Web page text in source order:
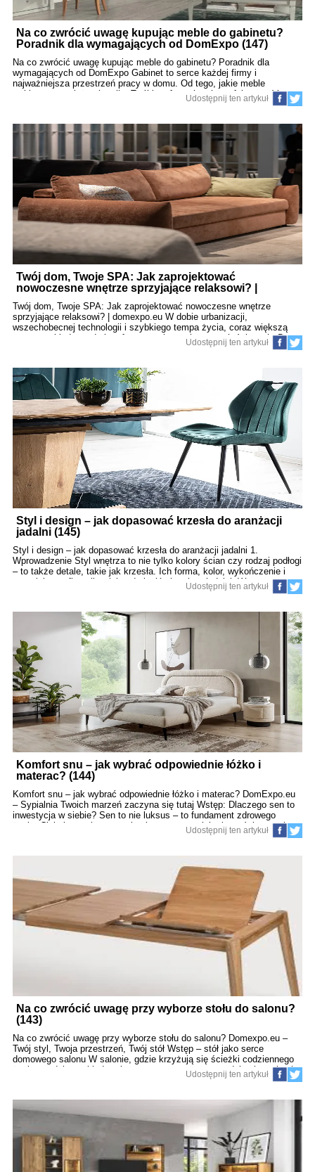
Na co zwrócić uwagę kupując meble do gabinetu?
Poradnik dla wymagających od DomExpo (147)
Na co zwrócić uwagę kupując meble do gabinetu? Poradnik dla
wymagających od DomExpo Gabinet to serce każdej firmy i
najważniejsza przestrzeń pracy w domu. Od tego, jakie meble
wybierzesz, zależy nie tylko Twój komfort, ale także efektywność,
zdrowie oraz prestiż w oczach kontrahentów i współpracowników. W
przygotowaliśmy dla Ciebie przewodnik, który pomoże Ci dokonać
świadomego wyboru i stworzyć przestrzeń na miarę Twoich oczekiwań.
1. Charakter gabinetu – prywatny czy reprezentacyjny? Pierwszym
krokiem jest ustalenie, czy gabinet ma służyć wyłącznie Tobie, czy
będzie miejscem spotkań z klientami, partnerami biznesowymi lub
zespołem. Jeśli pełni funkcję reprezentacyjną, wybór mebli musi
odzwierciedlać charakter działalności i wzbudzać zaufanie. Meble
powinny być elegancki
Udostępnij ten artykuł
Twój dom, Twoje SPA: Jak zaprojektować
nowoczesne wnętrze sprzyjające relaksowi? |
Twój dom, Twoje SPA: Jak zaprojektować nowoczesne wnętrze
sprzyjające relaksowi? | domexpo.eu W dobie urbanizacji,
wszechobecnej technologii i szybkiego tempa życia, coraz większą
wagę przykładamy do komfortu we własnych czterech ścianach. Dom
przestaje być jedynie miejscem funkcjonalnym – staje się
i odzyskujemy wewnętrzną równowagę. Jak zaprojektować wnętrze,
które nie tylko spełnia swoje zadania użytkowe, ale staje się oazą
spokoju, inspiracji i nowoczesnego luksusu? W tym artykule
odpowiadamy na to pytanie krok po kroku. Spis treści Wnętrze jako
przestrzeń wellbeing – filozofia nowoczesnego relaksu Projektowanie
od emocji – jak chcesz się czuć? Kolor jako narzędzie psychologiczne
Światło – architektura nastroju Technologia w służbie od
Udostępnij ten artykuł
Styl i design – jak dopasować krzesła do aranżacji
jadalni (145)
Styl i design – jak dopasować krzesła do aranżacji jadalni 1.
Wprowadzenie Styl wnętrza to nie tylko kolory ścian czy rodzaj podłogi
– to także detale, takie jak krzesła. Ich forma, kolor, wykończenie i
materiał potrafią całkowicie odmienić charakter jadalni. W tym
poradniku pokażemy, jak dobrać krzesła, które będą spójnym i
Aby dopasować krzesła do jadalni, najpierw musisz określić styl
dominujący w przestrzeni. Oto najpopularniejsze z nich: Styl
skandynawski – jasne kolory, drewno, prostota. Krzesła najczęściej z
naturalnych materiałów. Styl loftowy – metal, surowe drewno, ciemna
kolorystyka. Idealne będą krzesła z metalowymi nogami. Styl glamour
– welur, złote elementy, elegancja. Krzesła tapicerowane z ozdobnymi
detalami. Styl klasyczny &
Udostępnij ten artykuł
Komfort snu – jak wybrać odpowiednie łóżko i
materac? (144)
Komfort snu – jak wybrać odpowiednie łóżko i materac? DomExpo.eu
– Sypialnia Twoich marzeń zaczyna się tutaj Wstęp: Dlaczego sen to
inwestycja w siebie? Sen to nie luksus – to fundament zdrowego
życia. Ciało i umysł regenerują się nocą, a to, jak się wyśpimy, wpływa
na nasze samopoczucie, koncentrację, nastrój i nawet odporność. W
materac, które zapewnią maksymalny komfort snu, styl i
funkcjonalność, jakiej potrzebujesz w nowoczesnym domu. 1. Jak
łóżko wpływa na jakość snu? Więcej niż mebel Łóżko to nie tylko rama
i materac – to centrum wypoczynku, miejsce relaksu, przestrzeń, w
której zaczynasz i kończysz każdy dzień. Wybierz świadomie:
Odpowiednia wielkość, Stabilna konstrukcja, Styl dopasowany do
wnętrza, Możliwość personalizacji – kolor, zagłówek, tapicerka. 2.
Wymiary łóżka – komfort bez kom
Udostępnij ten artykuł
Na co zwrócić uwagę przy wyborze stołu do salonu?
(143)
Na co zwrócić uwagę przy wyborze stołu do salonu? Domexpo.eu –
Twój styl, Twoja przestrzeń, Twój stół Wstęp – stół jako serce
domowego salonu W salonie, gdzie krzyżują się ścieżki codziennego
życia – rodzinne obiady, wieczorne rozmowy, praca zdalna i spotkania
z przyjaciółmi – stół staje się czymś więcej niż tylko meblem. To
uwzględnienia funkcji, estetyki, ergonomii oraz charakteru
domowników. Domexpo.eu przedstawia kompletny poradnik zakupowy,
który pomoże Ci znaleźć stół skrojony na miarę Twoich potrzeb i stylu
życia. 1. Dopasowanie do przestrzeni – czyli funkcjonalność przede
wszystkim 1.1 Rozmiar ma znaczenie W pierwszej kolejności zmierz
dokładnie przestrzeń, jaką chcesz przeznaczyć na stół.
Udostępnij ten artykuł